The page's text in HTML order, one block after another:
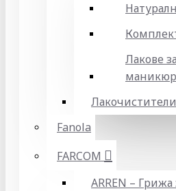
Лакове
маникюр
Лакочистители
Fanola
FARCOM
ARREN –